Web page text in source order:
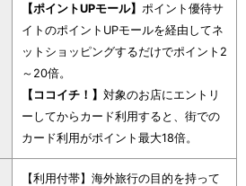
【ポイントUPモール】 ポイント優待サ
イトのポイントUPモールを経由してネ
ットショッピングするだけでポイント2
～20倍。
【ココイチ！】 対象のお店にエントリ
ーしてからカード利用すると、街での
カード利用がポイント最大18倍。
【利用付帯】海外旅行の目的を持って